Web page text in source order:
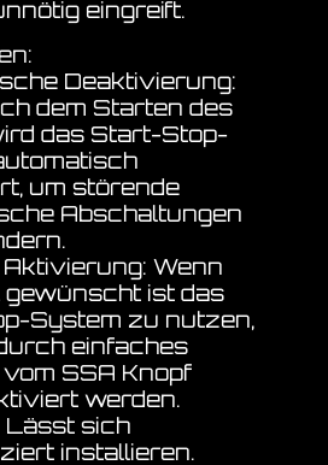
Kontraste
eingreift.
Deaktivierung:
dem Starten des
das Start-Stop-
um störende
Abschaltungen
Wenn
gewünscht ist das
System zu nutzen,
einfaches
SSA Knopf
werden.
Lässt sich
installieren.